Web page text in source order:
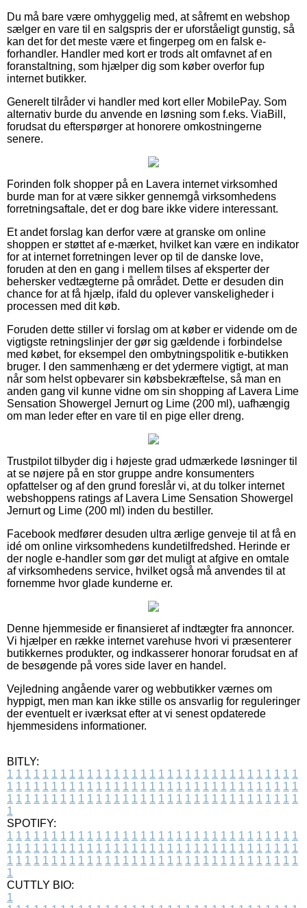
Du må bare være omhyggelig med, at såfremt en webshop
sælger en vare til en salgspris der er uforståeligt gunstig, så
kan det for det meste være et fingerpeg om en falsk e-
forhandler. Handler med kort er trods alt omfavnet af en
foranstaltning, som hjælper dig som køber overfor fup
internet butikker.
Generelt tilråder vi handler med kort eller MobilePay. Som
alternativ burde du anvende en løsning som f.eks. ViaBill,
forudsat du efterspørger at honorere omkostningerne
senere.
Forinden folk shopper på en Lavera internet virksomhed
burde man for at være sikker gennemgå virksomhedens
forretningsaftale, det er dog bare ikke videre interessant.
Et andet forslag kan derfor være at granske om online
shoppen er støttet af e-mærket, hvilket kan være en indikator
for at internet forretningen lever op til de danske love,
foruden at den en gang i mellem tilses af eksperter der
behersker vedtægterne på området. Dette er desuden din
chance for at få hjælp, ifald du oplever vanskeligheder i
processen med dit køb.
Foruden dette stiller vi forslag om at køber er vidende om de
vigtigste retningslinjer der gør sig gældende i forbindelse
med købet, for eksempel den ombytningspolitik e-butikken
bruger. I den sammenhæng er det ydermere vigtigt, at man
når som helst opbevarer sin købsbekræftelse, så man en
anden gang vil kunne vidne om sin shopping af Lavera Lime
Sensation Showergel Jernurt og Lime (200 ml), uafhængig
om man leder efter en vare til en pige eller dreng.
Trustpilot tilbyder dig i højeste grad udmærkede løsninger til
at se nøjere på en stor gruppe andre konsumenters
opfattelser og af den grund foreslår vi, at du tolker internet
webshoppens ratings af Lavera Lime Sensation Showergel
Jernurt og Lime (200 ml) inden du bestiller.
Facebook medfører desuden ultra ærlige genveje til at få en
idé om online virksomhedens kundetilfredshed. Herinde er
der nogle e-handler som gør det muligt at afgive en omtale
af virksomhedens service, hvilket også må anvendes til at
fornemme hvor glade kunderne er.
Denne hjemmeside er finansieret af indtægter fra annoncer.
Vi hjælper en række internet varehuse hvori vi præsenterer
butikkernes produkter, og indkasserer honorar forudsat en af
de besøgende på vores side laver en handel.
Vejledning angående varer og webbutikker værnes om
hyppigt, men man kan ikke stille os ansvarlig for reguleringer
der eventuelt er iværksat efter at vi senest opdaterede
hjemmesidens informationer.
BITLY:
1 1 1 1 1 1 1 1 1 1 1 1 1 1 1 1 1 1 1 1 1 1 1 1 1 1 1 1 1 1 1 1 1
1 1 1 1 1 1 1 1 1 1 1 1 1 1 1 1 1 1 1 1 1 1 1 1 1 1 1 1 1 1 1 1 1
1 1 1 1 1 1 1 1 1 1 1 1 1 1 1 1 1 1 1 1 1 1 1 1 1 1 1 1 1 1 1 1 1
1
SPOTIFY:
1 1 1 1 1 1 1 1 1 1 1 1 1 1 1 1 1 1 1 1 1 1 1 1 1 1 1 1 1 1 1 1 1
1 1 1 1 1 1 1 1 1 1 1 1 1 1 1 1 1 1 1 1 1 1 1 1 1 1 1 1 1 1 1 1 1
1 1 1 1 1 1 1 1 1 1 1 1 1 1 1 1 1 1 1 1 1 1 1 1 1 1 1 1 1 1 1 1 1
1
CUTTLY BIO:
1